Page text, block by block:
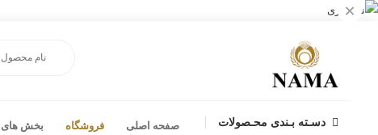
×
دسـته بـندی محـصولات صفحه اصلی فروشگاه بخش های